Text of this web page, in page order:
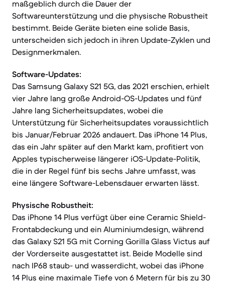
maßgeblich durch die Dauer der
Softwareunterstützung und die physische Robustheit
bestimmt. Beide Geräte bieten eine solide Basis,
unterscheiden sich jedoch in ihren Update-Zyklen und
Designmerkmalen.
Software-Updates:
Das Samsung Galaxy S21 5G, das 2021 erschien, erhielt
vier Jahre lang große Android-OS-Updates und fünf
Jahre lang Sicherheitsupdates, wobei die
Unterstützung für Sicherheitsupdates voraussichtlich
bis Januar/Februar 2026 andauert. Das iPhone 14 Plus,
das ein Jahr später auf den Markt kam, profitiert von
Apples typischerweise längerer iOS-Update-Politik,
die in der Regel fünf bis sechs Jahre umfasst, was
eine längere Software-Lebensdauer erwarten lässt.
Physische Robustheit:
Das iPhone 14 Plus verfügt über eine Ceramic Shield-
Frontabdeckung und ein Aluminiumdesign, während
das Galaxy S21 5G mit Corning Gorilla Glass Victus auf
der Vorderseite ausgestattet ist. Beide Modelle sind
nach IP68 staub- und wasserdicht, wobei das iPhone
14 Plus eine maximale Tiefe von 6 Metern für bis zu 30